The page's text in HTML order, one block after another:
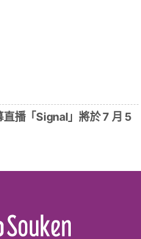
播「Signal」將於 7 月 5